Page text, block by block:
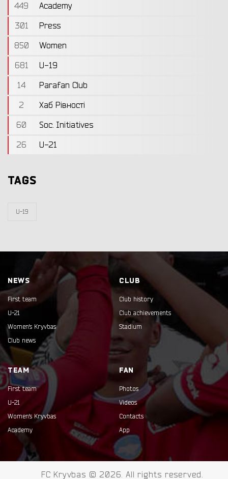
449
Academy
301
Press
850
Women
681
U-19
14
Parafan Club
2
Хаб Рівності
60
Soc. Initiatives
26
U-21
TAGS
U-19
NEWS
First team
U-21
Women's Kryvbas
Club news
CLUB
Club history
Club achievements
Stadium
TEAM
First team
U-21
Women's Kryvbas
Academy
FAN
Photos
Videos
Contacts
App
FC Kryvbas © 2026. All rights reserved.